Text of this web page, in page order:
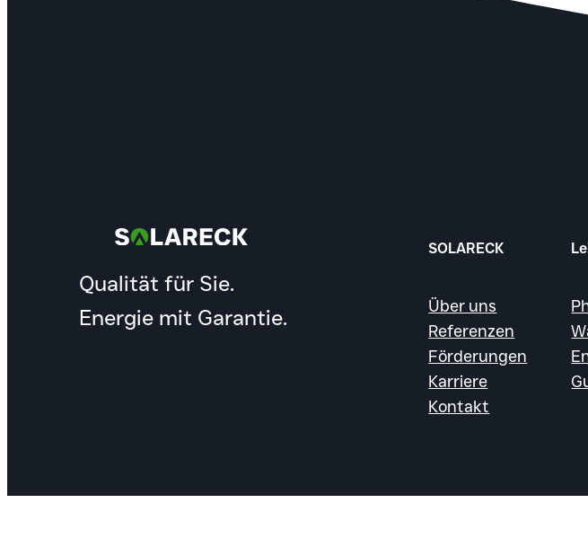
Qualität für Sie.
Energie mit Garantie.
SOLARECK
Über uns
Referenzen
Förderungen
Karriere
Kontakt